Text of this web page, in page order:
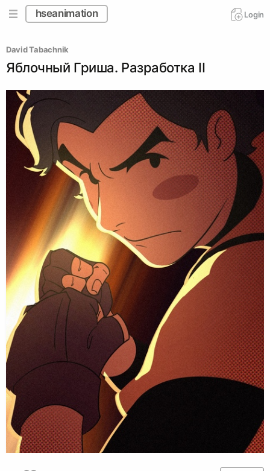
hseanimation Login
David Tabachnik
Яблочный Гриша. Разработка II